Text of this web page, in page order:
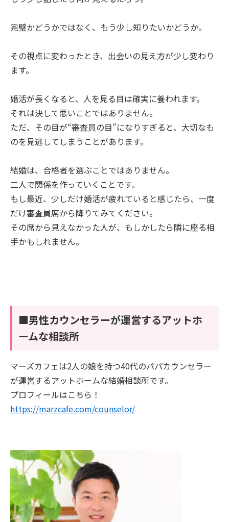
完璧かどうかではなく、もう少し知りたいかどうか。
その視点に変わったとき、出会いの見え方が少し変わり
ます。
婚活が長くなると、人を見る目は確実に養われます。
それは決して悪いことではありません。
ただ、その目が“審査員の目”になりすぎると、大切なも
のを見逃してしまうことがあります。
結婚は、合格者を選ぶことではありません。
二人で関係を作っていくことです。
もし最近、少しだけ婚活が疲れていると感じたら、一度
だけ審査員席から降りてみてください。
その席から見えなかった人が、もしかしたら隣に座る相
手かもしれません。
■男性カウンセラーが運営するアットホ
ームな相談所
マーズカフェは2人の娘を持つ40代のパパカウンセラー
が運営するアットホームな結婚相談所です。
プロフィールはこちら！
https://marzcafe.com/counselor/